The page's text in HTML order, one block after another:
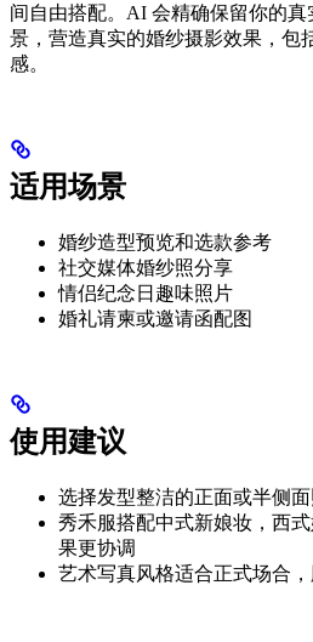
间自由搭配。AI 会精确保留你的
景，营造真实的婚纱摄影效果，包
感。
适用场景
婚纱造型预览和选款参考
社交媒体婚纱照分享
情侣纪念日趣味照片
婚礼请柬或邀请函配图
使用建议
选择发型整洁的正面或半侧
秀禾服搭配中式新娘妆，西
果更协调
艺术写真风格适合正式场合